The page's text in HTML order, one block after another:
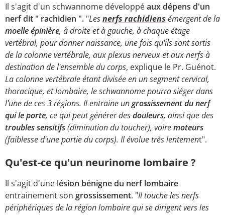
Il s'agit d'un schwannome développéaux dépens d'un
nerf dit " rachidien ". "Lesnerfs rachidiens émergent de la
moelle épinière, à droite et à gauche, à chaque étage
vertébral, pour donner naissance, une fois qu'ils sont sortis
de la colonne vertébrale, aux plexus nerveux et aux nerfs à
destination de l'ensemble du corps, explique le Pr. Guénot.
La colonne vertébrale étant divisée en un segment cervical,
thoracique, et lombaire, le schwannome pourra siéger dans
l'une de ces 3 régions. Il entraine ungrossissement du nerf
qui le porte, ce qui peut générer desdouleurs, ainsi que des
troubles sensitifs(diminution du toucher), voiremoteurs
(faiblesse d'une partie du corps). Il évolue très lentement".
Qu'est-ce qu'un neurinome lombaire ?
Il s'agit d'une lésion bénigne du nerf lombaire
entrainement son grossissement. "Il touche les nerfs
périphériques de la région lombaire qui se dirigent vers les